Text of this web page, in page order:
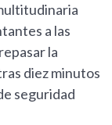
a las
la
diez minutos
seguridad